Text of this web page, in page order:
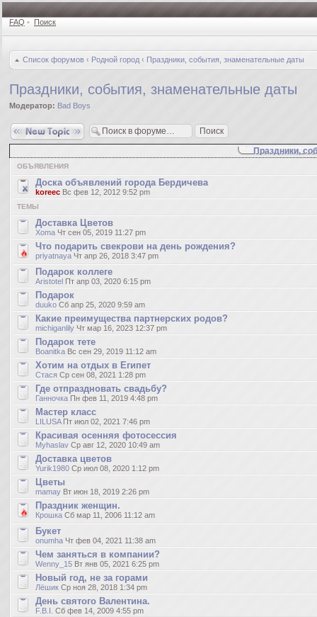
FAQ • Поиск
Список форумов ‹ Родной город ‹ Праздники, события, знаменательные даты
Праздники, события, знаменательные даты
Модератор: Bad Boys
Новая тема
Праздники,
ОБЪЯВЛЕНИЯ
Доска объявлений города Бердичева
koreec Вс фев 12, 2012 9:52 pm
ТЕМЫ
Доставка Цветов
Xoma Чт сен 05, 2019 11:27 pm
Что подарить свекрови на день рождения?
priyatnaya Чт апр 26, 2018 3:47 pm
Подарок коллеге
Aristotel Пт апр 03, 2020 6:15 pm
Подарок
duuko Сб апр 25, 2020 9:59 am
Какие преимущества партнерских родов?
michiganlily Чт мар 16, 2023 12:37 pm
Подарок тете
Boanitka Вс сен 29, 2019 11:12 am
Хотим на отдых в Египет
Стася Ср сен 08, 2021 1:28 pm
Где отпраздновать свадьбу?
Ганночка Пн фев 11, 2019 4:48 pm
Мастер класс
LILUSAПт июл 02, 2021 7:46 pm
Красивая осенняя фотосессия
Myhaslav Ср авг 12, 2020 10:49 am
Доставка цветов
Yurik1980 Ср июл 08, 2020 1:12 pm
Цветы
mamay Вт июн 18, 2019 2:26 pm
Праздник женщин.
Крошка Сб мар 11, 2006 11:12 am
Букет
onumha Чт фев 04, 2021 11:38 am
Чем заняться в компании?
Wenny_15 Вт янв 05, 2021 6:25 pm
Новый год, не за горами
Лёшик Ср ноя 28, 2018 1:34 pm
День святого Валентина.
F.B.I. Сб фев 14, 2009 4:55 pm